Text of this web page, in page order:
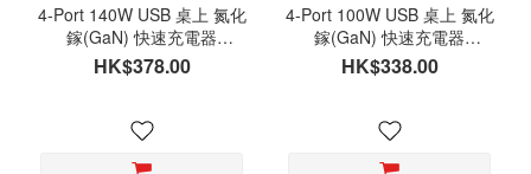
4-Port 140W USB 桌上 氮化
鎵(GaN) 快速充電器
UPC140PD3C1A , PD3.1 -
with USB-C & USB-A
HK$378.00
4-Port 100W USB 桌上 氮化
鎵(GaN) 快速充電器
UPC100PD3C1A, with USB-
C & USB-A
HK$338.00